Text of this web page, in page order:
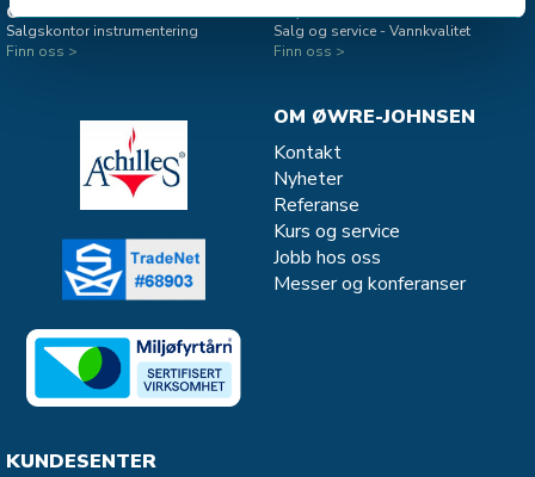
OSLO
Salgskontor instrumentering
Finn oss >
MJØNDALEN
Salg og service - Vannkvalitet
Finn oss >
OM ØWRE-JOHNSEN
Kontakt
Nyheter
Referanse
Kurs og service
Jobb hos oss
Messer og konferanser
KUNDESENTER